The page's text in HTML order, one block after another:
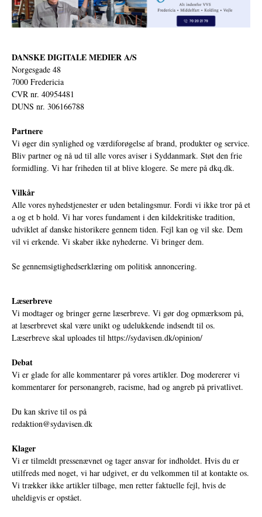
DANSKE DIGITALE MEDIER A/S
Norgesgade 48
7000 Fredericia
CVR nr. 40954481
DUNS nr. 306166788
Partnere
Vi øger din synlighed og værdiforøgelse af brand, produkter og service.
Bliv partner og nå ud til alle vores aviser i Syddanmark. Støt den frie
formidling. Vi har friheden til at blive klogere. Se mere på dkq.dk.
Vilkår
Alle vores nyhedstjenester er uden betalingsmur. Fordi vi ikke tror på et
a og et b hold. Vi har vores fundament i den kildekritiske tradition,
udviklet af danske historikere gennem tiden. Fejl kan og vil ske. Dem
vil vi erkende. Vi skaber ikke nyhederne. Vi bringer dem.
Se gennemsigtighedserklæring om politisk annoncering.
Læserbreve
Vi modtager og bringer gerne læserbreve. Vi gør dog opmærksom på,
at læserbrevet skal være unikt og udelukkende indsendt til os.
Læserbreve skal uploades til https://sydavisen.dk/opinion/
Debat
Vi er glade for alle kommentarer på vores artikler. Dog modererer vi
kommentarer for personangreb, racisme, had og angreb på privatlivet.
Du kan skrive til os på
redaktion@sydavisen.dk
Klager
Vi er tilmeldt pressenævnet og tager ansvar for indholdet. Hvis du er
utilfreds med noget, vi har udgivet, er du velkommen til at kontakte os.
Vi trækker ikke artikler tilbage, men retter faktuelle fejl, hvis de
uheldigvis er opstået.